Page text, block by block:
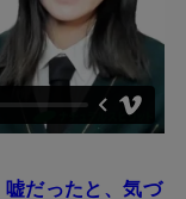
嘘だったと、気づ